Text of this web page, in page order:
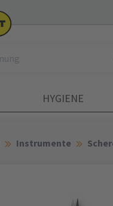
HYGIENE
Instrumente